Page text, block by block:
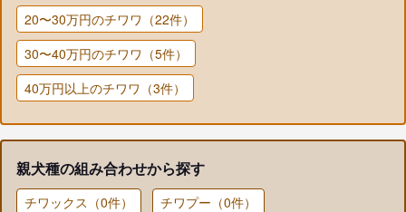
20〜30万円のチワワ（22件）
30〜40万円のチワワ（5件）
40万円以上のチワワ（3件）
親犬種の組み合わせから探す
チワックス（0件）
チワプー（0件）